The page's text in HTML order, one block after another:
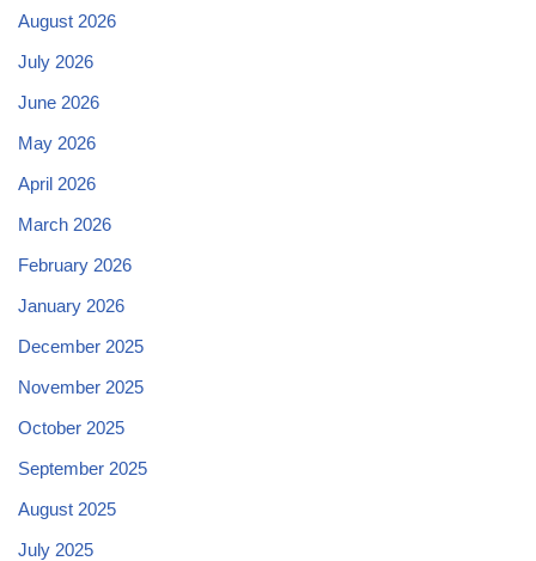
August 2026
July 2026
June 2026
May 2026
April 2026
March 2026
February 2026
January 2026
December 2025
November 2025
October 2025
September 2025
August 2025
July 2025